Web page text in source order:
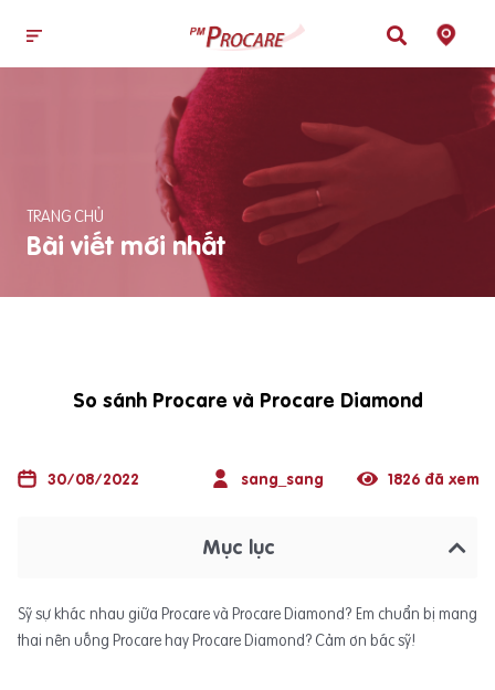
TRANG CHỦ
Bài viết mới nhất
So sánh Procare và Procare Diamond
30/08/2022 sang_sang 1826 đã xem
Mục lục
Sỹ sự khác nhau giữa Procare và Procare Diamond? Em chuẩn bị mang
thai nên uống Procare hay Procare Diamond? Cảm ơn bác sỹ!